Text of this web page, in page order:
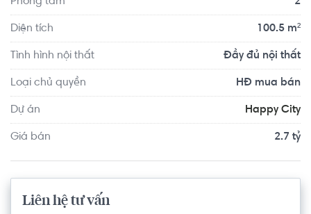
hướng.
Diện tích 100.5 m²
Tình hình nội thất Đầy đủ nội thất
Loại chủ quyền HĐ mua bán
Dự án Happy City
Giá bán 2.7 tỷ
Liên hệ tư vấn